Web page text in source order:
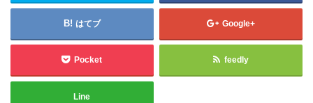
はてブ Google+
Pocket feedly
Line